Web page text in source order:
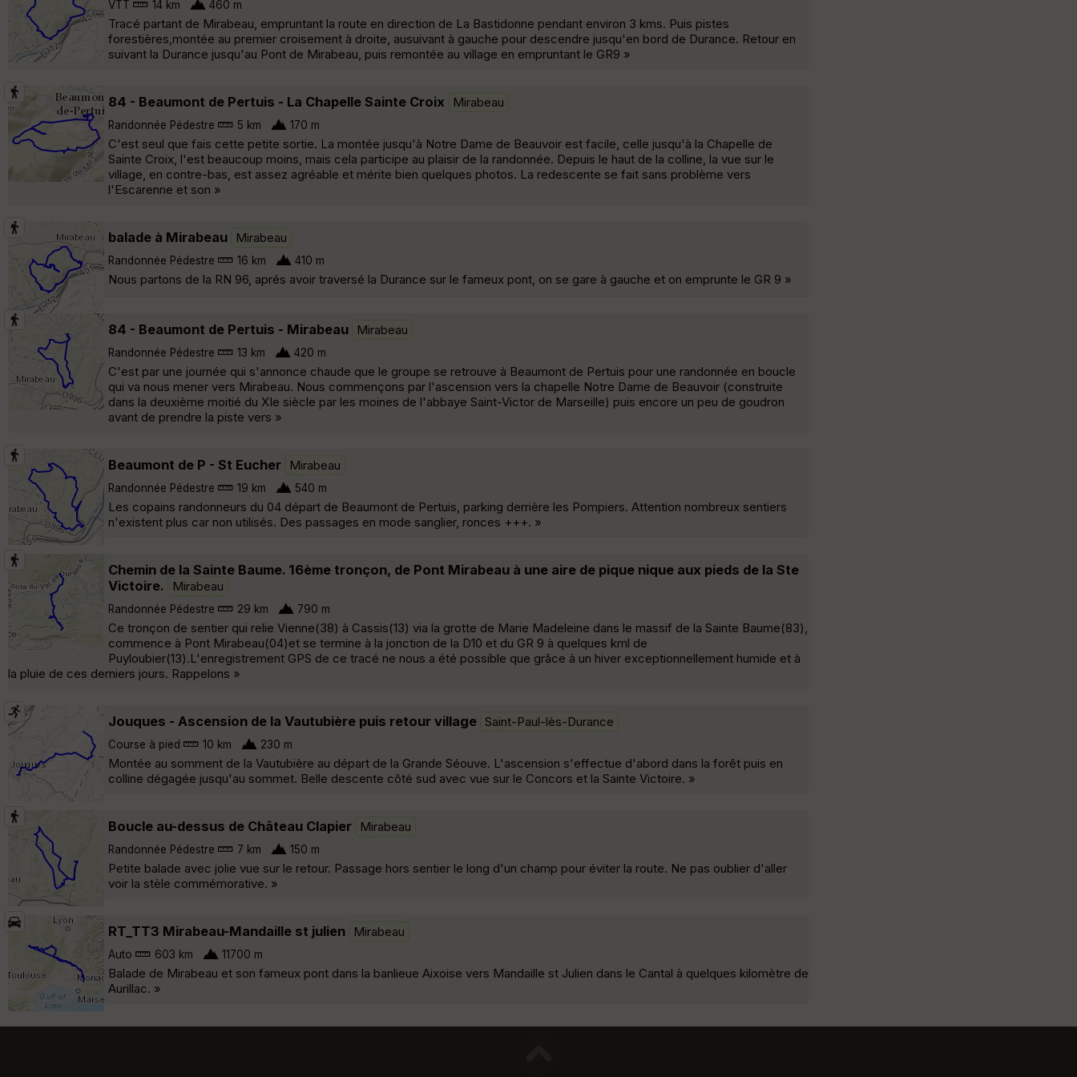
VTT 14 km 460 m
Tracé partant de Mirabeau, empruntant la route en direction de La Bastidonne pendant environ 3 kms. Puis pistes
forestières,montée au premier croisement à droite, ausuivant à gauche pour descendre jusqu'en bord de Durance. Retour en
suivant la Durance jusqu'au Pont de Mirabeau, puis remontée au village en empruntant le GR9 »
84 - Beaumont de Pertuis - La Chapelle Sainte Croix Mirabeau
Randonnée Pédestre 5 km 170 m
C'est seul que fais cette petite sortie. La montée jusqu'à Notre Dame de Beauvoir est facile, celle jusqu'à la Chapelle de
Sainte Croix, l'est beaucoup moins, mais cela participe au plaisir de la randonnée. Depuis le haut de la colline, la vue sur le
village, en contre-bas, est assez agréable et mérite bien quelques photos. La redescente se fait sans problème vers
l'Escarenne et son »
balade à Mirabeau Mirabeau
Randonnée Pédestre 16 km 410 m
Nous partons de la RN 96, aprés avoir traversé la Durance sur le fameux pont, on se gare à gauche et on emprunte le GR 9 »
84 - Beaumont de Pertuis - Mirabeau Mirabeau
Randonnée Pédestre 13 km 420 m
C'est par une journée qui s'annonce chaude que le groupe se retrouve à Beaumont de Pertuis pour une randonnée en boucle
qui va nous mener vers Mirabeau. Nous commençons par l'ascension vers la chapelle Notre Dame de Beauvoir (construite
dans la deuxième moitié du XIe siècle par les moines de l'abbaye Saint-Victor de Marseille) puis encore un peu de goudron
avant de prendre la piste vers »
Beaumont de P - St Eucher Mirabeau
Randonnée Pédestre 19 km 540 m
Les copains randonneurs du 04 départ de Beaumont de Pertuis, parking derrière les Pompiers. Attention nombreux sentiers
n'existent plus car non utilisés. Des passages en mode sanglier, ronces +++. »
Chemin de la Sainte Baume. 16ème tronçon, de Pont Mirabeau à une aire de pique nique aux pieds de la Ste
Victoire.
Mirabeau
Randonnée Pédestre 29 km 790 m
Ce tronçon de sentier qui relie Vienne(38) à Cassis(13) via la grotte de Marie Madeleine dans le massif de la Sainte Baume(83),
commence à Pont Mirabeau(04)et se termine à la jonction de la D10 et du GR 9 à quelques kml de
Puyloubier(13).L'enregistrement GPS de ce tracé ne nous a été possible que grâce à un hiver exceptionnellement humide et à
la pluie de ces derniers jours. Rappelons »
Jouques - Ascension de la Vautubière puis retour village Saint-Paul-lès-Durance
Course à pied 10 km 230 m
Montée au somment de la Vautubière au départ de la Grande Séouve. L'ascension s'effectue d'abord dans la forêt puis en
colline dégagée jusqu'au sommet. Belle descente côté sud avec vue sur le Concors et la Sainte Victoire. »
Boucle au-dessus de Château Clapier Mirabeau
Randonnée Pédestre 7 km 150 m
Petite balade avec jolie vue sur le retour. Passage hors sentier le long d'un champ pour éviter la route. Ne pas oublier d'aller
voir la stèle commémorative. »
RT_TT3 Mirabeau-Mandaille st julien Mirabeau
Auto 603 km 11700 m
Balade de Mirabeau et son fameux pont dans la banlieue Aixoise vers Mandaille st Julien dans le Cantal à quelques kilomètre de
Aurillac. »